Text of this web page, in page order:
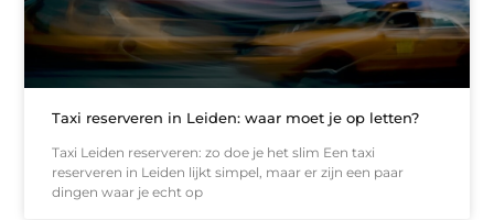
Taxi reserveren in Leiden: waar moet je op letten?
Taxi Leiden reserveren: zo doe je het slim Een taxi
reserveren in Leiden lijkt simpel, maar er zijn een paar
dingen waar je echt op